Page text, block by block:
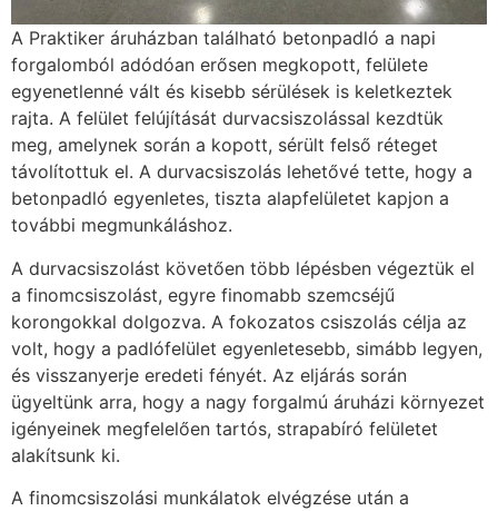
A Praktiker áruházban található betonpadló a napi
forgalomból adódóan erősen megkopott, felülete
egyenetlenné vált és kisebb sérülések is keletkeztek
rajta. A felület felújítását durvacsiszolással kezdtük
meg, amelynek során a kopott, sérült felső réteget
távolítottuk el. A durvacsiszolás lehetővé tette, hogy a
betonpadló egyenletes, tiszta alapfelületet kapjon a
további megmunkáláshoz.
A durvacsiszolást követően több lépésben végeztük el
a finomcsiszolást, egyre finomabb szemcséjű
korongokkal dolgozva. A fokozatos csiszolás célja az
volt, hogy a padlófelület egyenletesebb, simább legyen,
és visszanyerje eredeti fényét. Az eljárás során
ügyeltünk arra, hogy a nagy forgalmú áruházi környezet
igényeinek megfelelően tartós, strapabíró felületet
alakítsunk ki.
A finomcsiszolási munkálatok elvégzése után a